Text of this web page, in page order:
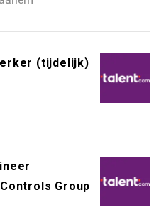
(tijdelijk)
Group